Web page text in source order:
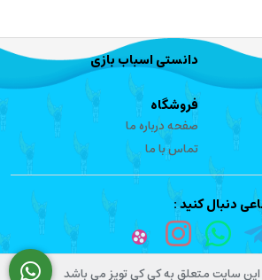
اسبا ب بازی های دخترانه مورد استفاده قرار می
کودکان تاثیرگذار خواهند بود و نمود آن در
دانستی اسباب بازی
فروشگاه
صفحه درباره ما
تماس با ما
دنبال کنید :
سایت متعلق به کی کی تویز می باشد